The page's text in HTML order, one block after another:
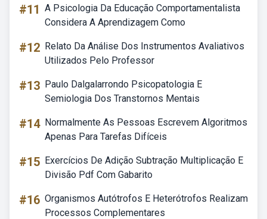
#11 A Psicologia Da Educação Comportamentalista
Considera A Aprendizagem Como
#12 Relato Da Análise Dos Instrumentos Avaliativos
Utilizados Pelo Professor
#13 Paulo Dalgalarrondo Psicopatologia E
Semiologia Dos Transtornos Mentais
#14 Normalmente As Pessoas Escrevem Algoritmos
Apenas Para Tarefas Difíceis
#15 Exercícios De Adição Subtração Multiplicação E
Divisão Pdf Com Gabarito
#16 Organismos Autótrofos E Heterótrofos Realizam
Processos Complementares